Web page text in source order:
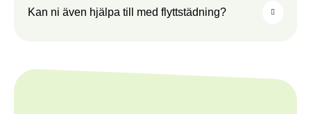
Kan ni även hjälpa till med flyttstädning?